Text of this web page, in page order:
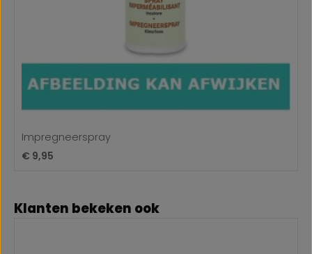
Impregneerspray
Normale prijs:
€ 9,95
Productgalerij overslaan
Klanten bekeken ook